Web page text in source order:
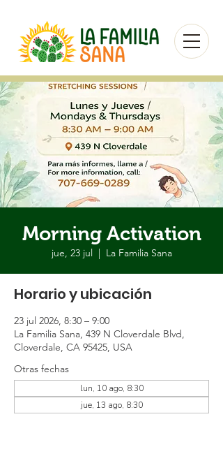
Morning Activation
jue, 23 jul
  |
La Familia Sana
Horario y ubicación
23 jul 2026, 8:30 – 9:00
La Familia Sana, 439 N Cloverdale Blvd,
Cloverdale, CA 95425, USA
Otras fechas
lun, 10 ago, 8:30
jue, 13 ago, 8:30